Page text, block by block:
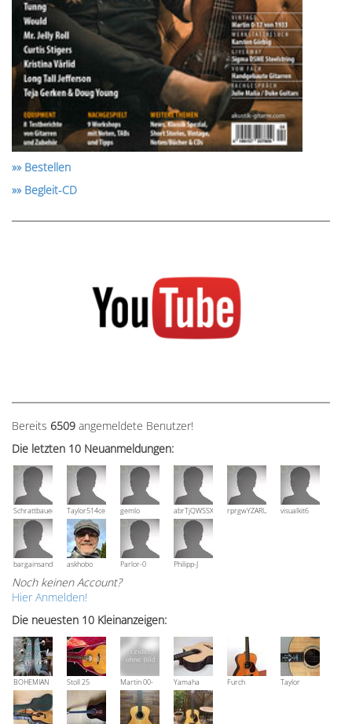
»» Bestellen
»» Begleit-CD
Bereits 6509 angemeldete Benutzer!
Die letzten 10 Neuanmeldungen:
Schrattbauer Taylor514ce gemlo abrTjQWSSXuVznPolErprgwYZARUTZQyCWESpD
visualkit6
bargainsandmoreaskhobo Parlor-0 Philipp-J
Noch keinen Account?
Hier Anmelden!
Die neuesten 10 Kleinanzeigen:
BOHEMIAN
Rozawood
Bestzustand
Stoll 25
anniversary
Martin 00-
18V, Bj 2016
Yamaha
NCX 900 R
Furch
Taylor